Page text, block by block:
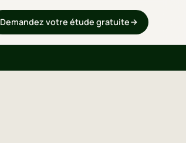
Demandez votre étude gratuite